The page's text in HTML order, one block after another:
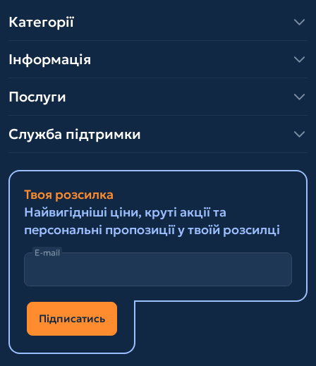
Категорії
Інформація
Послуги
Служба підтримки
Твоя розсилка
Найвигідніші ціни, круті акції та
персональні пропозиції у твоїй розсилці
E-mail
Підписатись